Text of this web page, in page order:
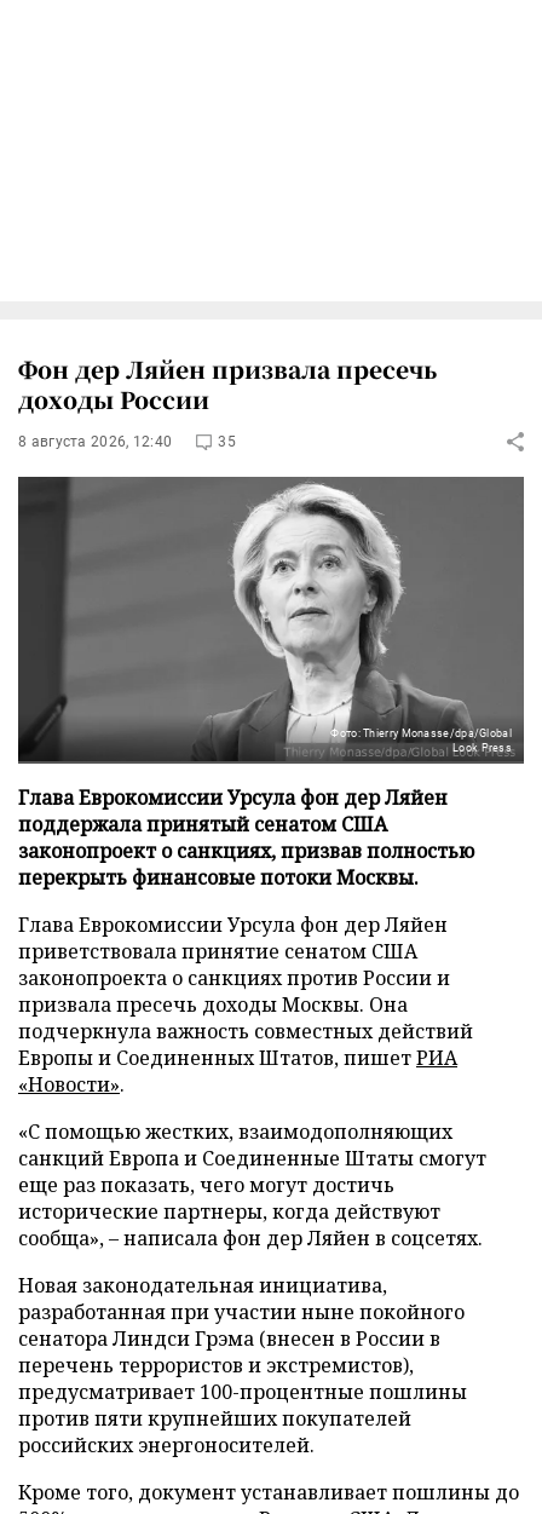
Фон дер Ляйен призвала пресечь
доходы России
8 августа 2026, 12:40 35
Фото: Thierry Monasse/dpa/Global
Look Press
Глава Еврокомиссии Урсула фон дер Ляйен
поддержала принятый сенатом США
законопроект о санкциях, призвав полностью
перекрыть финансовые потоки Москвы.
Глава Еврокомиссии Урсула фон дер Ляйен
приветствовала принятие сенатом США
законопроекта о санкциях против России и
призвала пресечь доходы Москвы. Она
подчеркнула важность совместных действий
Европы и Соединенных Штатов, пишетРИА
«Новости».
«С помощью жестких, взаимодополняющих
санкций Европа и Соединенные Штаты смогут
еще раз показать, чего могут достичь
исторические партнеры, когда действуют
сообща», – написала фон дер Ляйен в соцсетях.
Новая законодательная инициатива,
разработанная при участии ныне покойного
сенатора Линдси Грэма (внесен в России в
перечень террористов и экстремистов),
предусматривает 100-процентные пошлины
против пяти крупнейших покупателей
российских энергоносителей.
Кроме того, документ устанавливает пошлины до